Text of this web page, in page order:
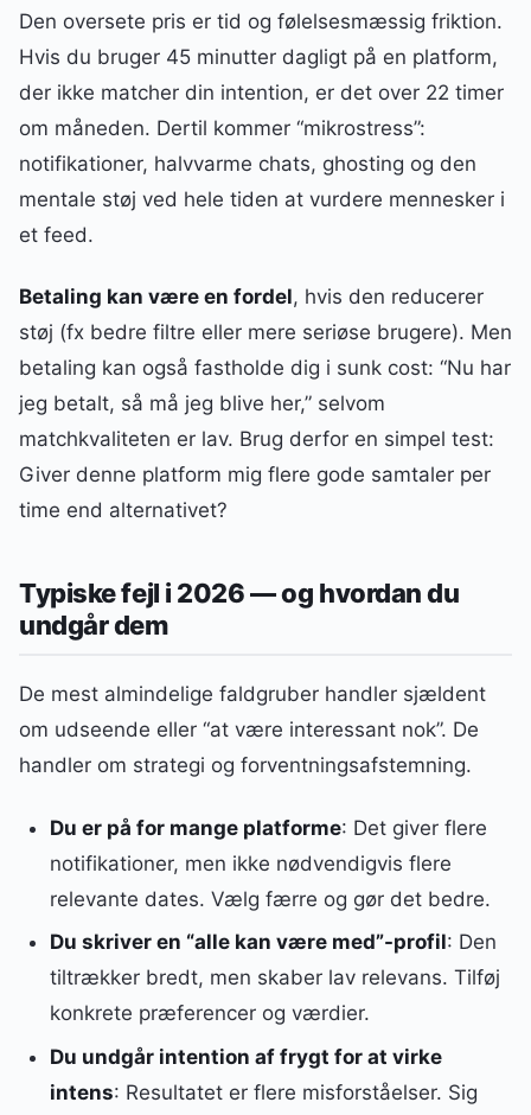
Den oversete pris er tid og følelsesmæssig friktion.
Hvis du bruger 45 minutter dagligt på en platform,
der ikke matcher din intention, er det over 22 timer
om måneden. Dertil kommer “mikrostress”:
notifikationer, halvvarme chats, ghosting og den
mentale støj ved hele tiden at vurdere mennesker i
et feed.
Betaling kan være en fordel, hvis den reducerer
støj (fx bedre filtre eller mere seriøse brugere). Men
betaling kan også fastholde dig i sunk cost: “Nu har
jeg betalt, så må jeg blive her,” selvom
matchkvaliteten er lav. Brug derfor en simpel test:
Giver denne platform mig flere gode samtaler per
time end alternativet?
Typiske fejl i 2026 — og hvordan du
undgår dem
De mest almindelige faldgruber handler sjældent
om udseende eller “at være interessant nok”. De
handler om strategi og forventningsafstemning.
Du er på for mange platforme: Det giver flere
notifikationer, men ikke nødvendigvis flere
relevante dates. Vælg færre og gør det bedre.
Du skriver en “alle kan være med”-profil: Den
tiltrækker bredt, men skaber lav relevans. Tilføj
konkrete præferencer og værdier.
Du undgår intention af frygt for at virke
intens: Resultatet er flere misforståelser. Sig